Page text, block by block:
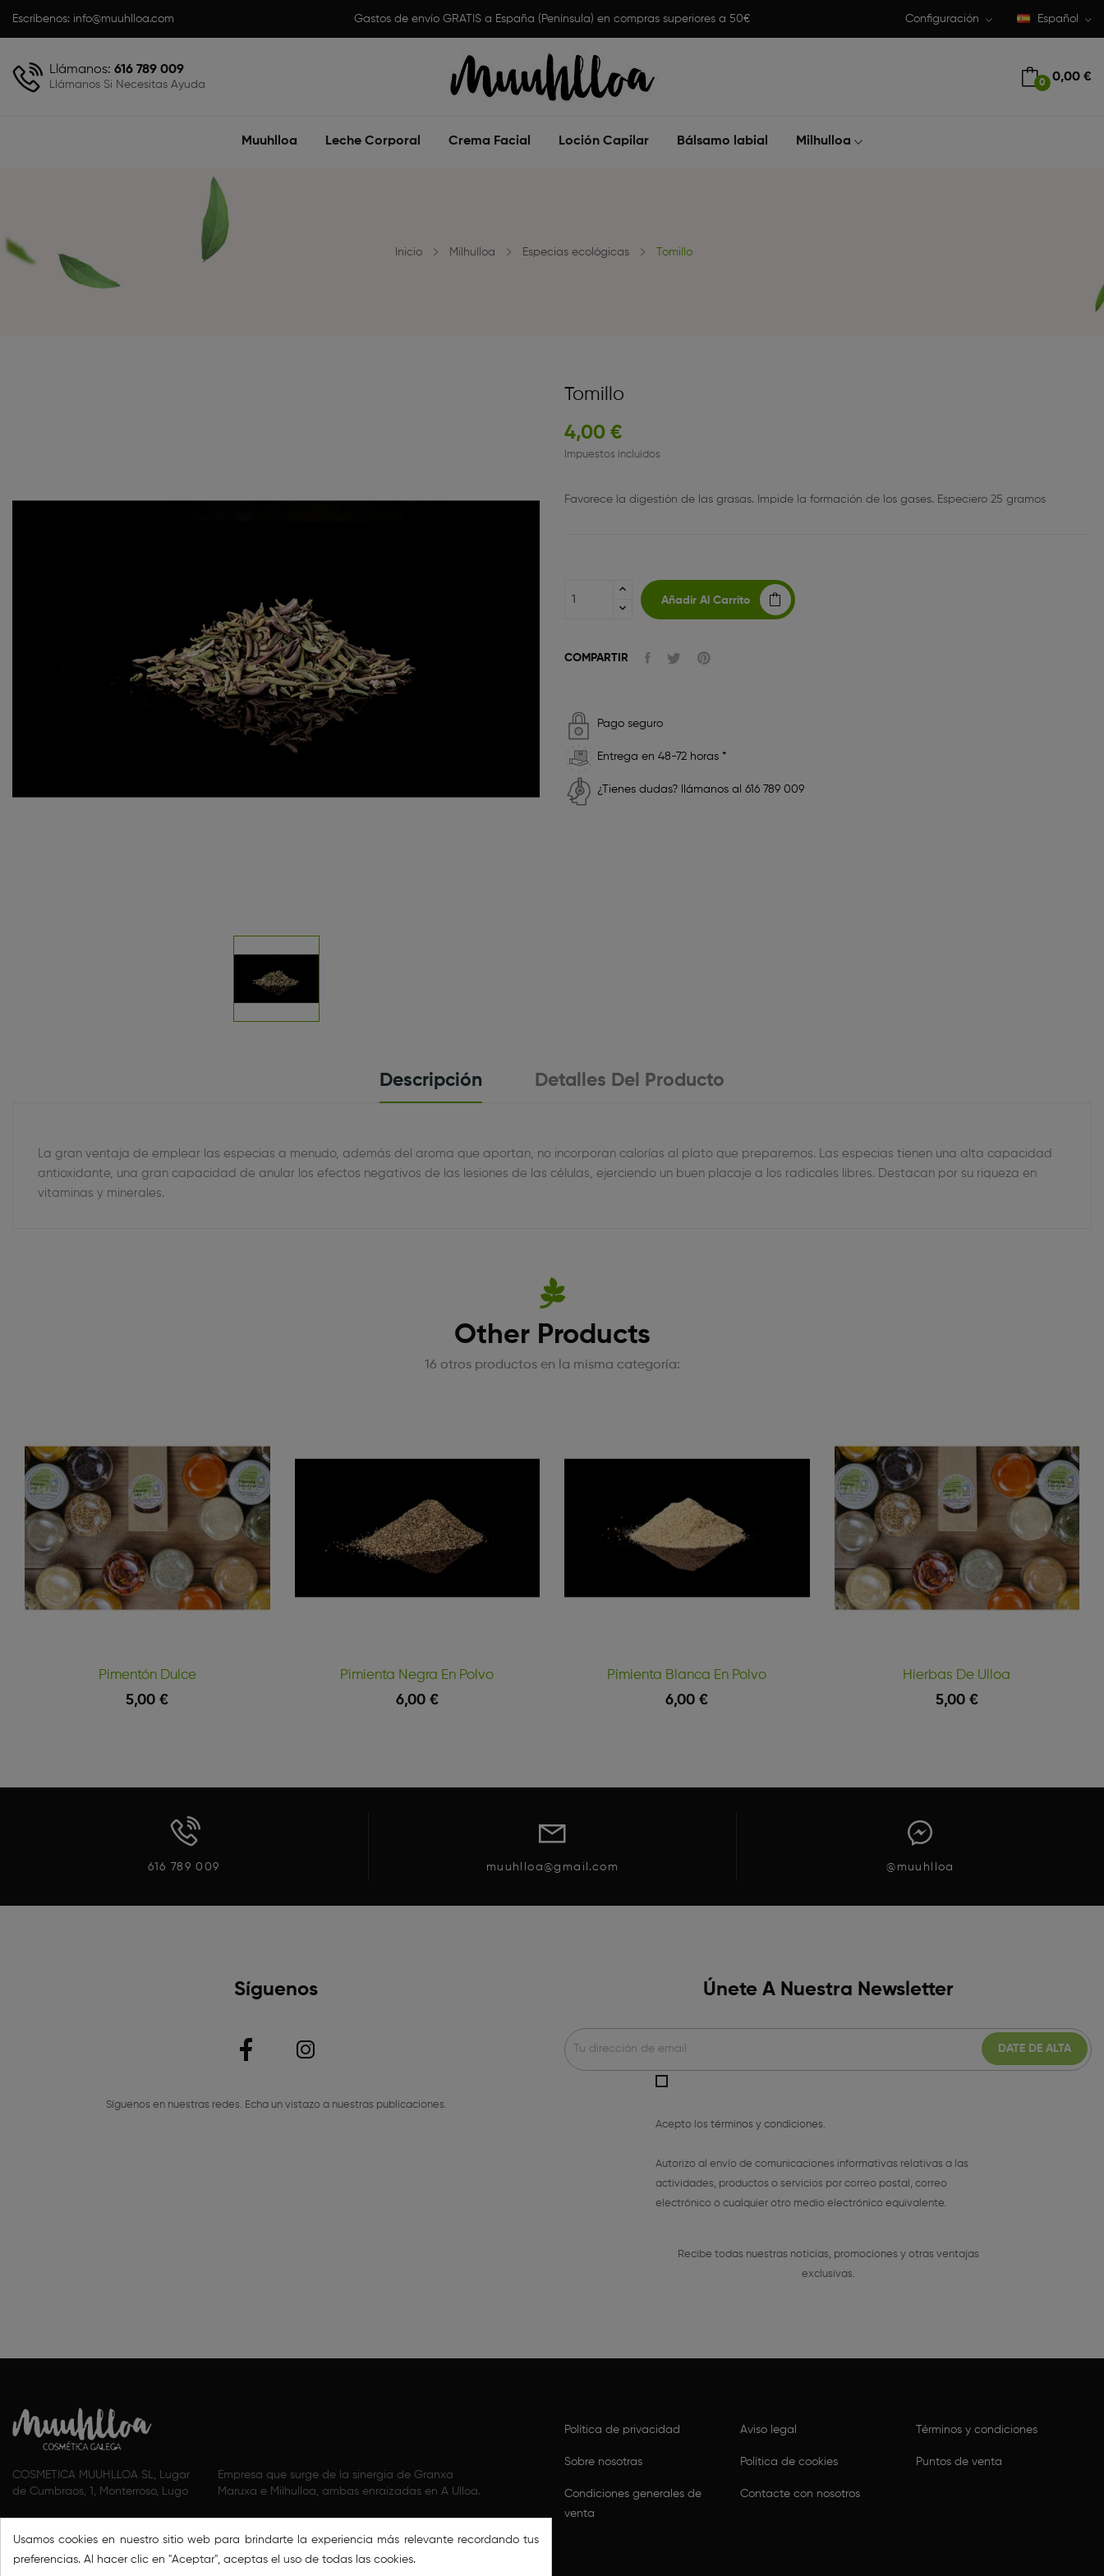
Escríbenos: info@muuhlloa.com Español
Configuración
Gastos de envío GRATIS a España (Península) en compras superiores a 50€
Llámanos: 616 789 009
Llámanos Si Necesitas Ayuda 0 0,00 €
Muuhlloa Leche Corporal Crema Facial Loción Capilar Bálsamo labial Milhulloa
Inicio Milhulloa Especias ecológicas Tomillo
Tomillo
4,00 €
Impuestos incluidos
Favorece la digestión de las grasas. Impide la formación de los gases. Especiero 25 gramos
Añadir Al Carrito
COMPARTIR
Pago seguro
Entrega en 48-72 horas *
¿Tienes dudas? llámanos al 616 789 009
Descripción Detalles Del Producto
La gran ventaja de emplear las especias a menudo, además del aroma que aportan, no incorporan calorías al plato que preparemos. Las especias tienen una alta capacidad
antioxidante, una gran capacidad de anular los efectos negativos de las lesiones de las células, ejerciendo un buen placaje a los radicales libres. Destacan por su riqueza en
vitaminas y minerales.
Other Products
16 otros productos en la misma categoría:
Pimentón Dulce
5,00 €
Pimienta Negra En Polvo
6,00 €
Pimienta Blanca En Polvo
6,00 €
Hierbas De Ulloa
5,00 €
616 789 009 muuhlloa@gmail.com @muuhlloa
Síguenos
Síguenos en nuestras redes. Echa un vistazo a nuestras publicaciones.
Únete A Nuestra Newsletter
Acepto los términos y condiciones
Autorizo al envío de comunicaciones informativas relativas a las
actividades, productos o servicios por correo postal, correo
electrónico o cualquier otro medio electrónico equivalente.
Recibe todas nuestras noticias, promociones y otras ventajas
exclusivas.
COSMETICA MUUHLLOA SL, Lugar
de Cumbraos, 1, Monterroso, Lugo
Empresa que surge de la sinergia de Granxa
Maruxa e Milhulloa, ambas enraizadas en A Ulloa.
Política de privacidad Aviso legal Términos y condiciones
Sobre nosotras Política de cookies Puntos de venta
Condiciones generales de
venta
Contacte con nosotros
Usamos cookies en nuestro sitio web para brindarte la experiencia más relevante recordando tus
preferencias. Al hacer clic en "Aceptar", aceptas el uso de todas las cookies.